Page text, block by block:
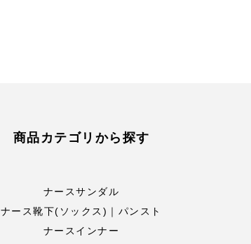
商品カテゴリから探す
ナースサンダル
ナース靴下(ソックス)｜パンスト
ナースインナー